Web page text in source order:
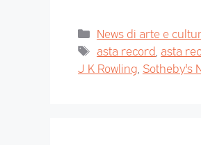
News di arte e
asta record asta
J K Rowling Sotheby's